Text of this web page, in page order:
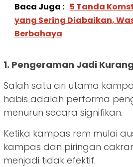
Baca Juga : 5 Tanda
yang Sering Diabaikan,
Berbahaya
1. Pengeraman Jadi
Salah satu ciri utama
habis adalah performa
menurun secara signifikan.
Ketika kampas rem mulai
kampas dan piringan
menjadi tidak efektif.